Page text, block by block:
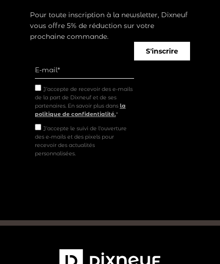
Pour toute inscription à la newsletter, Dixneuf
vous offre 5% de réduction sur votre
prochaine commande.
J’accepte de recevoir des e-mails
de la part de Dixneuf et de ses
partenaires. En savoir plus dans la
politique de confidentialité.*
J'accepte le suivi de l'ouverture
des e-mails et des pixels pour
recevoir des actualités
personnalisées.
S'inscrire